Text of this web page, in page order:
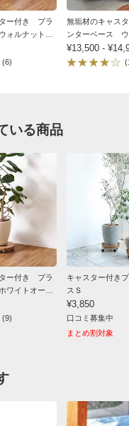
、値段が高すぎるの
入しました。水やり
労していました。
ック製の物はあった
物を見付け、即購入
で、かわいいです。
て、色んな角度から
ー付き プラ
ォルナット
(6)
無垢材のキャス
ンターベース
ダブル
¥13,500 -
いる商品
ー付き プラ
ワイトオー
(9)
キャスター付き
スＳ
¥3,850
口コミ募集中
まとめ割対象